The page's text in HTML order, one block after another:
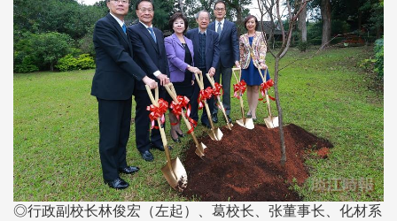
◎行政副校长林俊宏（左起）、葛校长、张董事长、化材系